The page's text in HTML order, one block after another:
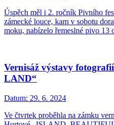
Úspěch měl i 2. ročník Pivního
zámecké louce, kam v sobotu
moku, nabízelo řemeslné pivo 13
Vernisáž výstavy
LAND“
Datum: 29. 6. 2024
Ve čtvrtek proběhla na zámku